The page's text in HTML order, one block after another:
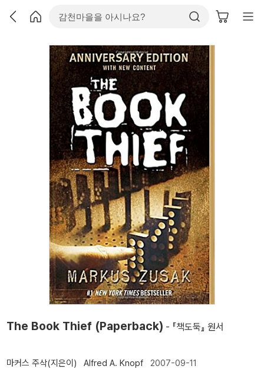
The Book Thief (Paperback) - 『책도둑』 원서
마커스 주삭(지은이) Alfred A. Knopf 2007-09-11